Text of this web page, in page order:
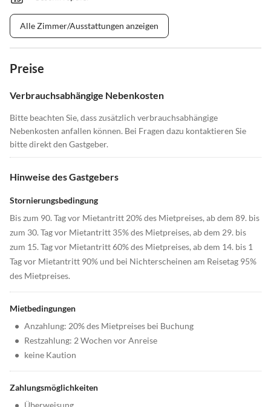
Alle Zimmer/Ausstattungen anzeigen
Preise
Verbrauchsabhängige Nebenkosten
Bitte beachten Sie, dass zusätzlich verbrauchsabhängige
Nebenkosten anfallen können. Bei Fragen dazu kontaktieren Sie
bitte direkt den Gastgeber.
Hinweise des Gastgebers
Stornierungsbedingung
Bis zum 90. Tag vor Mietantritt 20% des Mietpreises, ab dem 89. bis
zum 30. Tag vor Mietantritt 35% des Mietpreises, ab dem 29. bis
zum 15. Tag vor Mietantritt 60% des Mietpreises, ab dem 14. bis 1
Tag vor Mietantritt 90% und bei Nichterscheinen am Reisetag 95%
des Mietpreises.
Mietbedingungen
• Anzahlung: 20% des Mietpreises bei Buchung
• Restzahlung: 2 Wochen vor Anreise
• keine Kaution
Zahlungsmöglichkeiten